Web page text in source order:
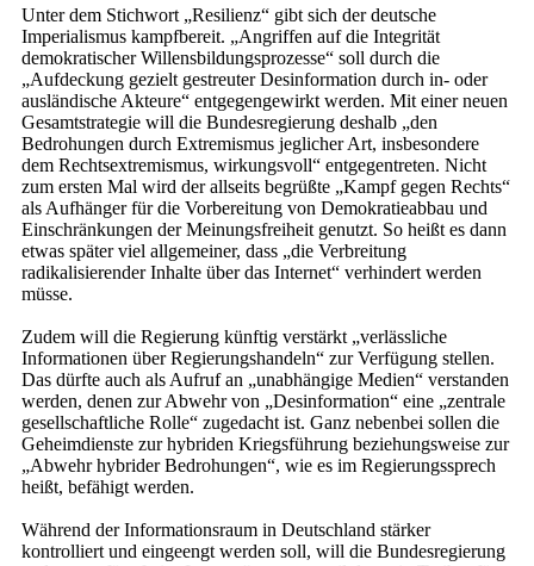
Unter dem Stichwort „Resilienz“ gibt sich der deutsche
Imperialismus kampfbereit. „Angriffen auf die Integrität
demokratischer Willensbildungsprozesse“ soll durch die
„Aufdeckung gezielt gestreuter Desinformation durch in- oder
ausländische Akteure“ entgegengewirkt werden. Mit einer neuen
Gesamtstrategie will die Bundesregierung deshalb „den
Bedrohungen durch Extremismus jeglicher Art, insbesondere
dem Rechtsextremismus, wirkungsvoll“ entgegentreten. Nicht
zum ersten Mal wird der allseits begrüßte „Kampf gegen Rechts“
als Aufhänger für die Vorbereitung von Demokratieabbau und
Einschränkungen der Meinungsfreiheit genutzt. So heißt es dann
etwas später viel allgemeiner, dass „die Verbreitung
radikalisierender Inhalte über das Internet“ verhindert werden
müsse.
Zudem will die Regierung künftig verstärkt „verlässliche
Informationen über Regierungshandeln“ zur Verfügung stellen.
Das dürfte auch als Aufruf an „unabhängige Medien“ verstanden
werden, denen zur Abwehr von „Desinformation“ eine „zentrale
gesellschaftliche Rolle“ zugedacht ist. Ganz nebenbei sollen die
Geheimdienste zur hybriden Kriegsführung beziehungsweise zur
„Abwehr hybrider Bedrohungen“, wie es im Regierungssprech
heißt, befähigt werden.
Während der Informationsraum in Deutschland stärker
kontrolliert und eingeengt werden soll, will die Bundesregierung